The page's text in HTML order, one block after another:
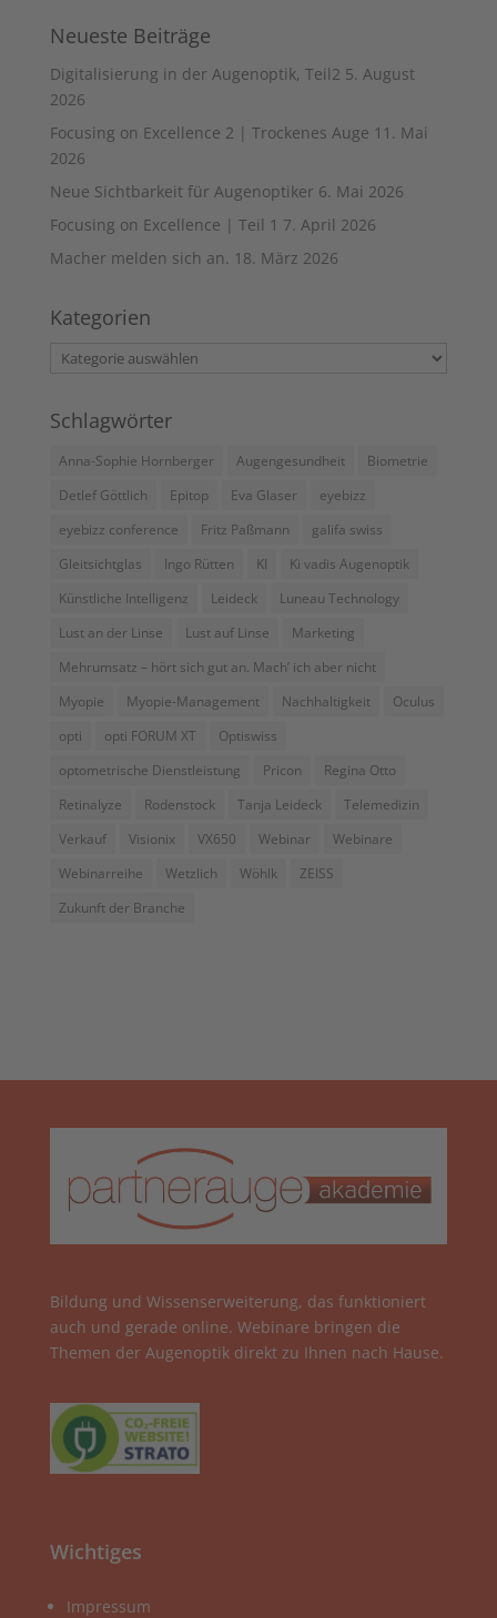
Neueste Beiträge
Digitalisierung in der Augenoptik, Teil2 5. August
2026
Focusing on Excellence 2 | Trockenes Auge 11. Mai
2026
Neue Sichtbarkeit für Augenoptiker 6. Mai 2026
Focusing on Excellence | Teil 1 7. April 2026
Macher melden sich an. 18. März 2026
Kategorien
Kategorien
Schlagwörter
Anna-Sophie Hornberger Augengesundheit
Biometrie
Detlef Göttlich
Epitop Eva Glaser
eyebizz
eyebizz conference
Fritz Paßmann
galifa swiss
Gleitsichtglas
Ingo Rütten KI
Ki vadis Augenoptik
Künstliche Intelligenz
Leideck
Luneau Technology
Lust an der Linse
Lust auf Linse
Marketing
Mehrumsatz – hört sich gut an. Mach’ ich aber nicht
Myopie
Myopie-Management Nachhaltigkeit
Oculus
opti
opti FORUM XT
Optiswiss
optometrische Dienstleistung
Pricon
Regina Otto
Retinalyze
Rodenstock Tanja Leideck
Telemedizin
Verkauf
Visionix VX650 Webinar
Webinare
Webinarreihe
Wetzlich Wöhlk
ZEISS
Zukunft der Branche
Bildung und Wissenserweiterung, das funktioniert
auch und gerade online. Webinare bringen die
Themen der Augenoptik direkt zu Ihnen nach Hause.
Wichtiges
Impressum